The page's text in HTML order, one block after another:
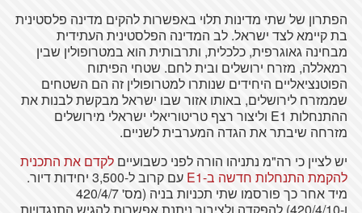
הפתרון של שתי מדינות תלוי באפשרות להקים מדינה פלסטינית
בת קיימא לצד ישראל. לב המדינה הפלסטינית העתידית
מבחינה גאוגרפית, כלכלית, ותרבותית הוא במטרופולין שבין
רמאללה, מזרח ירושלים ובית לחם. שטחי הפיתוח
הפוטנציאליים היחידים שנותרו למטרופולין זה הם השטחים
שממזרח לירושלים, באותו אזור שבו ישראל מבקשת לבנות את
ההתנחלות E1 וליצור רצף טריטוריאלי ישראלי מירושלים
מזרחה שיבתר את הגדה המערבית לשניים.
יש לציין כי רה"מ נתניהו הורה לפני כשבועיים לקדם את התכנית
להקמת התנחלות חדשה ב-E1
עם קרוב ל-3,500 יחידות דיור.
מיד אחר כך פורסמו שתי תכניות בניה (מס' 420/4/7